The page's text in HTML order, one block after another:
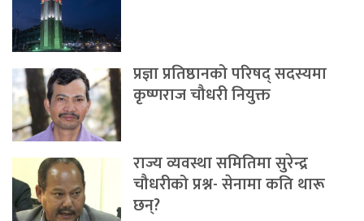
प्रज्ञा प्रतिष्ठानको परिषद् सदस्यमा
कृष्णराज चौधरी नियुक्त
राज्य व्यवस्था समितिमा सुरेन्द्र
चौधरीको प्रश्न- सेनामा कति थारू
छन्?